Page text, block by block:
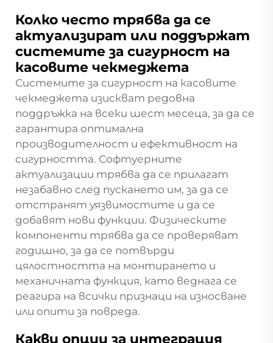
Колко често трябва да се
актуализират или поддържат
системите за сигурност на
касовите чекмеджета
Системите за сигурност на касовите
чекмеджета изискват редовна
поддръжка на всеки шест месеца, за да се
гарантира оптимална
производителност и ефективност на
сигурността. Софтуерните
актуализации трябва да се прилагат
незабавно след пускането им, за да се
отстранят уязвимостите и да се
добавят нови функции. Физическите
компоненти трябва да се проверяват
годишно, за да се потвърди
цялостността на монтирането и
механичната функция, като веднага се
реагира на всички признаци на износване
или опити за повреда.
Какви опции за интеграция